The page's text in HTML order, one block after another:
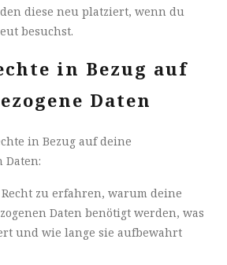
diese neu platziert, wenn du
besuchst.
in Bezug auf
Daten
in Bezug auf deine
Daten:
zu erfahren, warum deine
Daten benötigt werden, was
und wie lange sie aufbewahrt